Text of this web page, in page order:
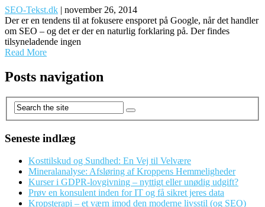
SEO-Tekst.dk | november 26, 2014
Der er en tendens til at fokusere ensporet på Google, når det handler
om SEO – og det er der en naturlig forklaring på. Der findes
tilsyneladende ingen
Read More
Posts navigation
Seneste indlæg
Kosttilskud og Sundhed: En Vej til Velvære
Mineralanalyse: Afsløring af Kroppens Hemmeligheder
Kurser i GDPR-lovgivning – nyttigt eller unødig udgift?
Prøv en konsulent inden for IT og få sikret jeres data
Kropsterapi – et værn imod den moderne livsstil (og SEO)